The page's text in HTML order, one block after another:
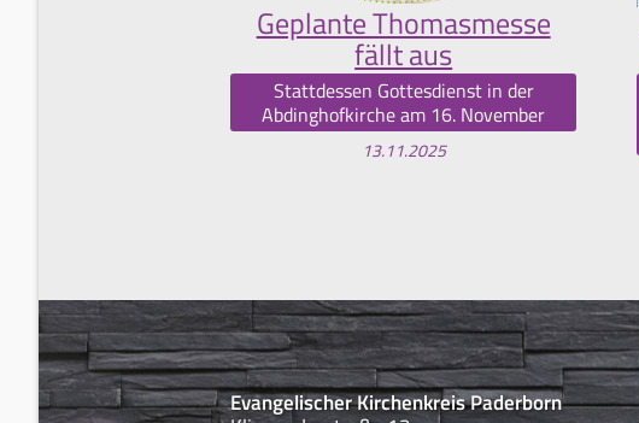
Geplante Thomasmesse
fällt aus
Stattdessen Gottesdienst in der
Abdinghofkirche am 16. November
13.11.2025
Evangelischer Kirchenkreis Paderborn